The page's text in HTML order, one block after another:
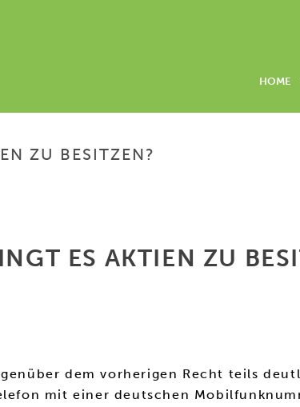
HOME
ZU BESITZEN?
ES AKTIEN ZU
dem vorherigen Recht teils
mit einer deutschen